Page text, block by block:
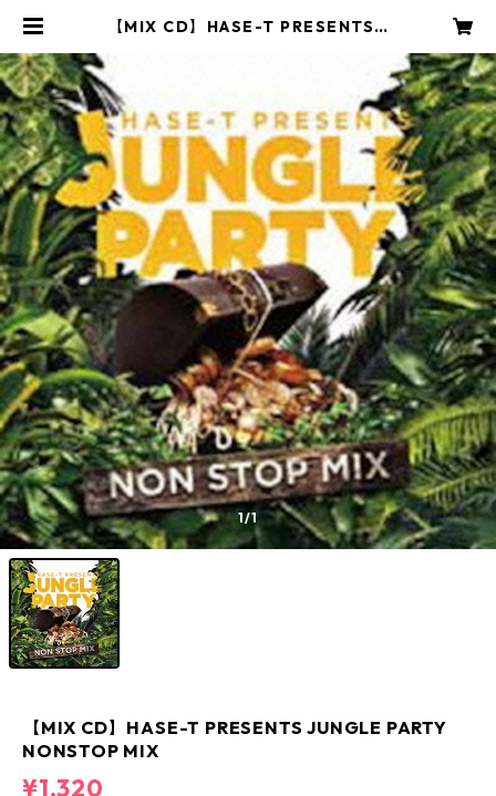
【MIX CD】HASE-T PRESENTS J
1/1
【MIX CD】HASE-T PRESENTS JUNGLE PARTY
NONSTOP MIX
¥1,320